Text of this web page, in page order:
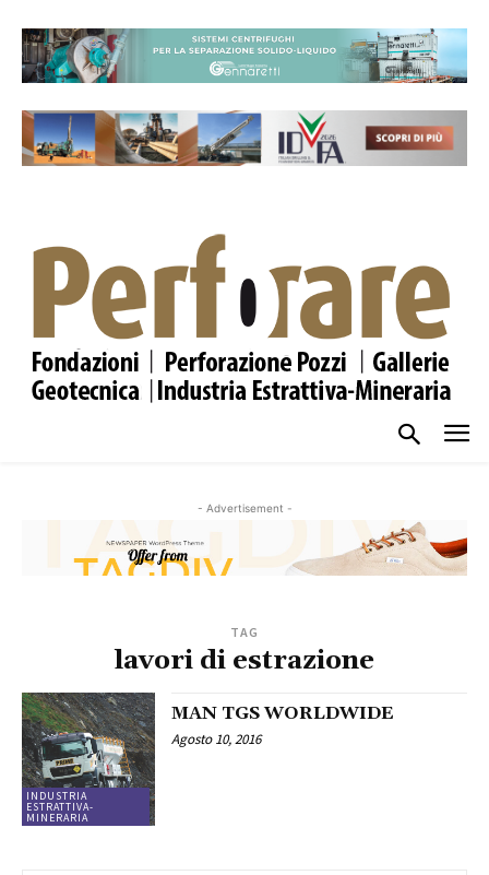
- Advertisement -
TAG
lavori di estrazione
INDUSTRIA
ESTRATTIVA-
MINERARIA
MAN TGS WORLDWIDE
Agosto 10, 2016